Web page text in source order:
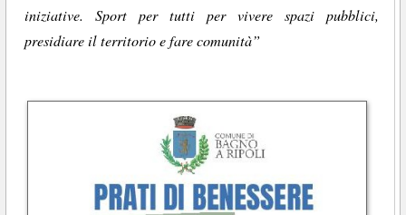
iniziative. Sport per tutti per vivere spazi pubblici,
presidiare il territorio e fare comunità”